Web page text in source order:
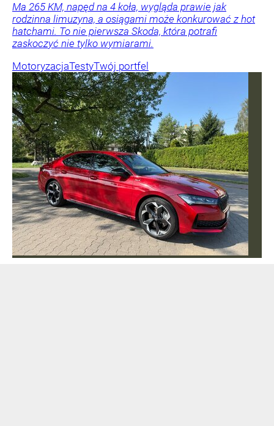
Ma 265 KM, napęd na 4 koła, wygląda prawie jak
rodzinna limuzyna, a osiągami może konkurować z hot
hatchami. To nie pierwsza Skoda, która potrafi
zaskoczyć nie tylko wymiarami.
MotoryzacjaTestyTwój portfel